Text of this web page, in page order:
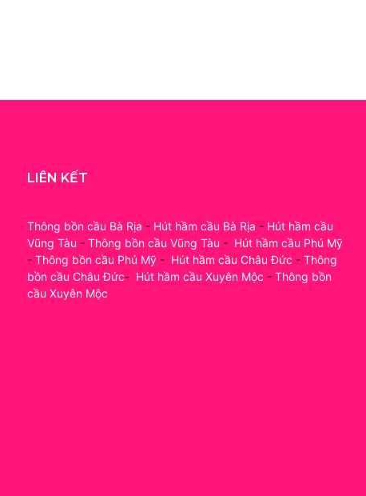
LIÊN KẾT
Thông bồn cầu Bà Rịa - Hút hầm cầu Bà Rịa - Hút hầm cầu
Vũng Tàu - Thông bồn cầu Vũng Tàu - Hút hầm cầu Phú Mỹ
- Thông bồn cầu Phú Mỹ - Hút hầm cầu Châu Đức - Thông
bồn cầu Châu Đức- Hút hầm cầu Xuyên Mộc - Thông bồn
cầu Xuyên Mộc